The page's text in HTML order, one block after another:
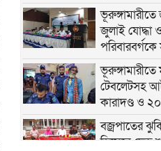
জুলাই যোদ্ধা
টেবলেটসহ
কারাদণ্ড ও
বজ্রপাতের
হিসেবে দেড়